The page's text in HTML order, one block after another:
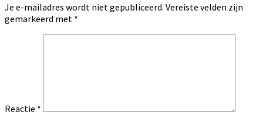
Je e-mailadres wordt niet gepubliceerd. Vereiste velden zijn
gemarkeerd met *
Reactie *